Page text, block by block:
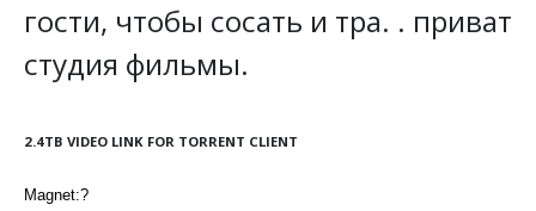
гости, чтобы сосать и тра. . приват
студия фильмы.
2.4TB VIDEO LINK FOR TORRENT CLIENT
Magnet:?